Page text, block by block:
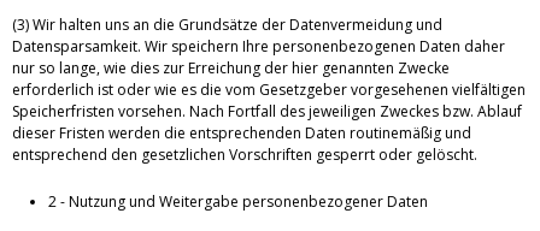
(3) Wir halten uns an die Grundsätze der Datenvermeidung und
Datensparsamkeit. Wir speichern Ihre personenbezogenen Daten daher
nur so lange, wie dies zur Erreichung der hier genannten Zwecke
erforderlich ist oder wie es die vom Gesetzgeber vorgesehenen vielfältigen
Speicherfristen vorsehen. Nach Fortfall des jeweiligen Zweckes bzw. Ablauf
dieser Fristen werden die entsprechenden Daten routinemäßig und
entsprechend den gesetzlichen Vorschriften gesperrt oder gelöscht.
2 - Nutzung und Weitergabe personenbezogener Daten